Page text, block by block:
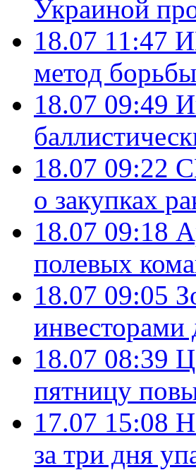
Украиной
18.07 11:47
метод
18.07 09:49
18.07 09:22
о закупках
18.07 09:18
полевых
18.07 09:05
18.07 08:39
пятницу
17.07 15:08
за три дня